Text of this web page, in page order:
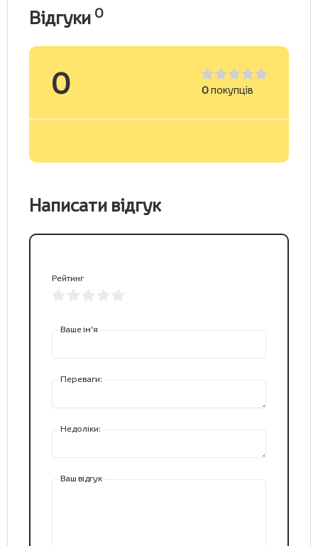
Відгуки 0
0 0покупців
Написати відгук
Рейтинг
Ваше ім’я
Переваги:
Недоліки:
Ваш відгук